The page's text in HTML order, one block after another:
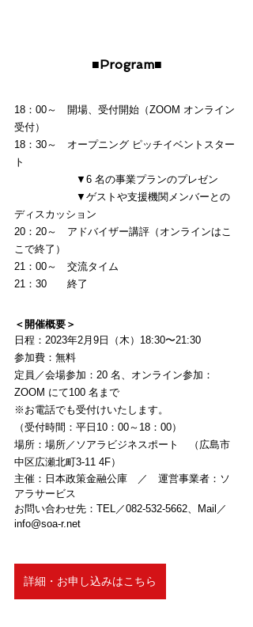
■Program■
18：00～　開場、受付開始（ZOOM オンライン
受付）
18：30～　オープニング ピッチイベントスター
ト
▼6 名の事業プランのプレゼン
▼ゲストや支援機関メンバーとの
ディスカッション
20：20～　アドバイザー講評（オンラインはこ
こで終了）
21：00～　交流タイム
21：30　　終了
＜開催概要＞
日程：2023年2月9日（木）18:30〜21:30
参加費：無料
定員／会場参加：20 名、オンライン参加：
ZOOM にて100 名まで
※お電話でも受付けいたします。
（受付時間：平日10：00～18：00）
場所：場所／ソアラビジネスポート　（広島市
中区広瀬北町3-11 4F）
主催：日本政策金融公庫　／　運営事業者：ソ
アラサービス
お問い合わせ先：TEL／082-532-5662、Mail／
info@soa-r.net
詳細・お申し込みはこちら